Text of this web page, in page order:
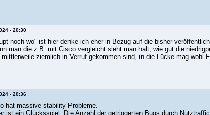
- 20:30
noch wo" ist hier denke ich eher in Bezug auf die bisher
man die z.B. mit Cisco vergleicht sieht man halt, wie gut die
ziemlich in Verruf gekommen sind, in die Lücke mag wohl
- 20:36
hat massive stability Probleme.
ist ein Glücksspiel. Die Anzahl der getriggerten Bugs durch